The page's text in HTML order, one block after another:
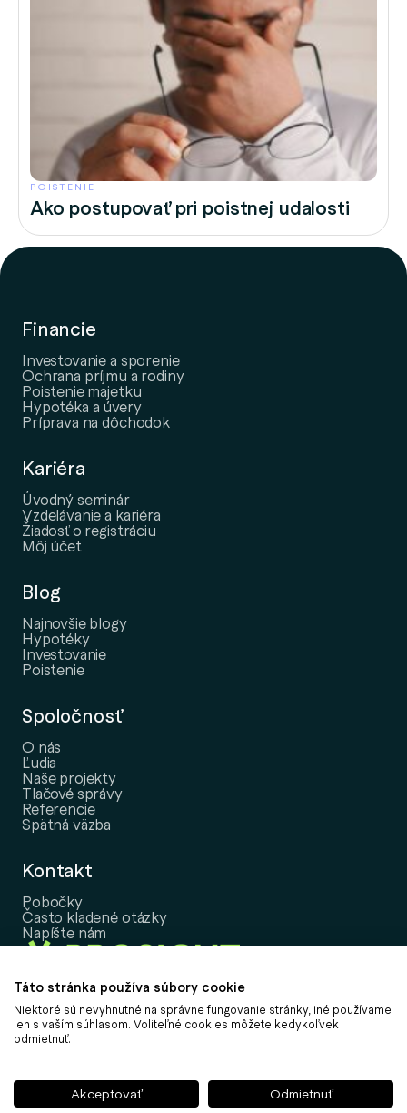
POISTENIE
Ako postupovať pri poistnej udalosti
Financie
Investovanie a sporenie
Ochrana príjmu a rodiny
Poistenie majetku
Hypotéka a úvery
Príprava na dôchodok
Kariéra
Úvodný seminár
Vzdelávanie a kariéra
Žiadosť o registráciu
Môj účet
Blog
Najnovšie blogy
Hypotéky
Investovanie
Poistenie
Spoločnosť
O nás
Ľudia
Naše projekty
Tlačové správy
Referencie
Spätná väzba
Kontakt
Pobočky
Často kladené otázky
Napíšte nám
Copyright © 2026, PROSIGHT Slovensko, a.s.
Informácie k udržateľnosti
Politika vybavovania sťažností
Táto stránka používa súbory cookie
Niektoré sú nevyhnutné na správne fungovanie stránky, iné používame
len s vaším súhlasom. Voliteľné cookies môžete kedykoľvek
odmietnuť.
Akceptovať Odmietnuť